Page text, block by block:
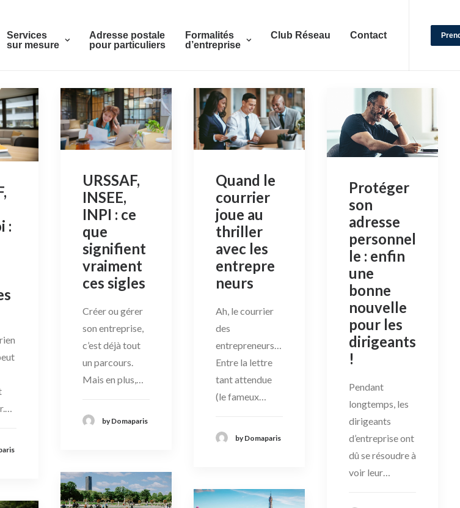
Services
sur mesure
Adresse postale
pour particuliers
Formalités
d’entreprise
Club Réseau Contact
:
URSSAF,
INSEE,
INPI : ce
que
signifient
vraiment
ces sigles
Créer ou gérer
son entreprise,
c’est déjà tout
un parcours.
Mais en plus,…
by Domaparis
Quand le
courrier
joue au
thriller
avec les
entrepre
neurs
Ah, le courrier
des
entrepreneurs…
Entre la lettre
tant attendue
(le fameux…
by Domaparis
Protéger
son
adresse
personnel
le : enfin
une
bonne
nouvelle
pour les
dirigeants
!
Pendant
longtemps, les
dirigeants
d’entreprise ont
dû se résoudre à
voir leur…